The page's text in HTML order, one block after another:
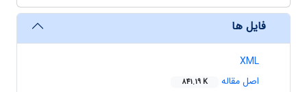
فایل ها
XML
اصل مقاله
841.19 K